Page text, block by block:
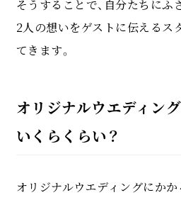
そうすることで、自分たちにふ
2人の想いをゲストに伝えるス
てきます。
オリジナルウエディン
いくらくらい？
オリジナルウエディングにか